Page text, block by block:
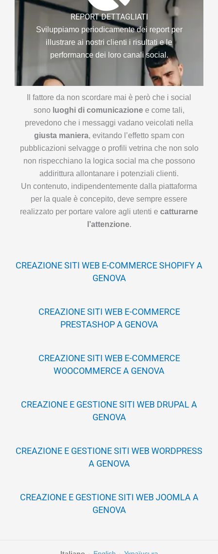
REPORT DETTAGLIATI
Sviluppiamo periodicamente dei report per
illustrare ai nostri clienti i risultati e le
performance dei loro canali social.
Il fattore da non scordare mai è però che i social
sono luoghi di comunicazione e come tali,
prevedono che i messaggi vadano veicolati nella
giusta maniera, evitando l’effetto spam con
pubblicazioni selvagge o profili vetrina che non solo
non rispecchiano la logica social ma che possono
addirittura allontanare i potenziali clienti.
Un contenuto, indipendentemente dalla piattaforma
per la quale è concepito, deve sempre essere
realizzato per portare valore agli utenti e catturarne
l’attenzione.
CREAZIONE SITI WEB E-COMMERCE SHOPIFY A
GENOVA
CREAZIONE SITI WEB E-COMMERCE
PRESTASHOP A GENOVA
CREAZIONE SITI WEB E-COMMERCE
WOOCOMMERCE A GENOVA
CREAZIONE E GESTIONE SITI WEB DRUPAL A
GENOVA
CREAZIONE E GESTIONE SITI WEB WORDPRESS
A GENOVA
CREAZIONE E GESTIONE SITI WEB JOOMLA A
GENOVA